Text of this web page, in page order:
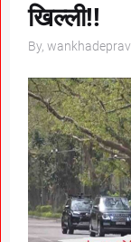
खिल्ली!!
By,